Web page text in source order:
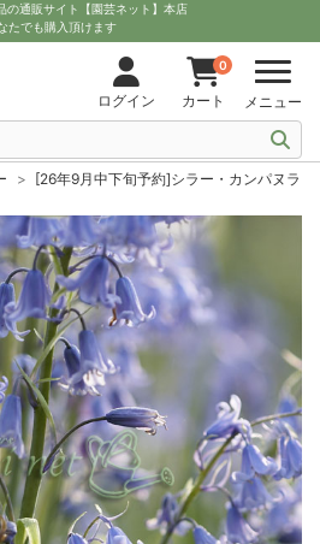
の通販サイト【園芸ネット】本店
たでも購入頂けます
ログイン
0
カート メニュー
[26年9月中下旬予約]シラー・カンパヌラ